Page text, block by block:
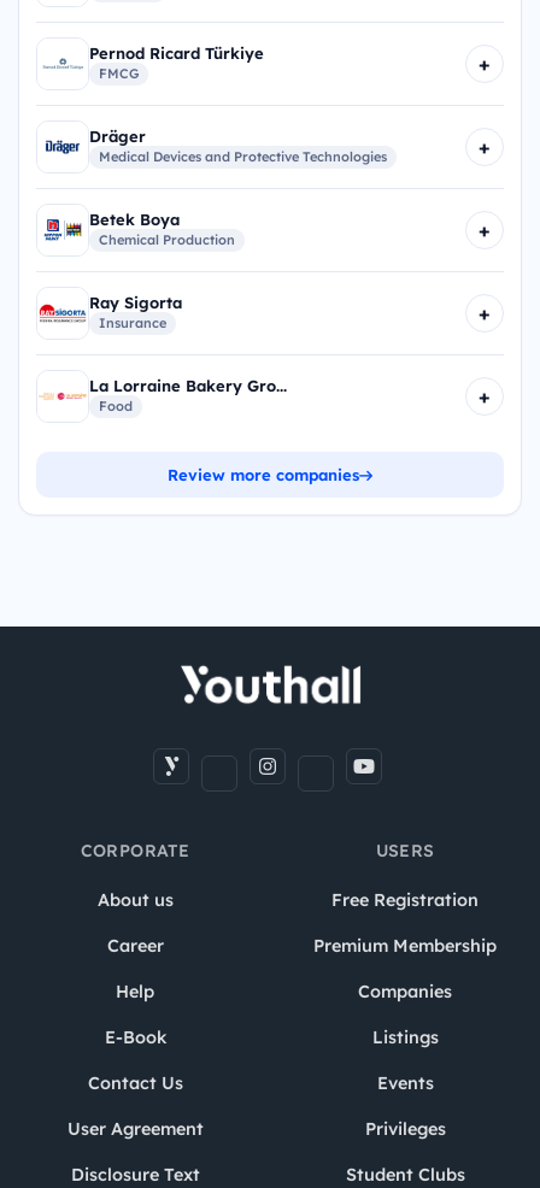
Pernod Ricard Türkiye
FMCG +
Dräger
Medical Devices and Protective Technologies +
Betek Boya
Chemical Production +
Ray Sigorta
Insurance +
La Lorraine Bakery Gro...
Food +
Review more companies
CORPORATE
About us
Career
Help
E-Book
Contact Us
User Agreement
Disclosure Text
USERS
Free Registration
Premium Membership
Companies
Listings
Events
Privileges
Student Clubs